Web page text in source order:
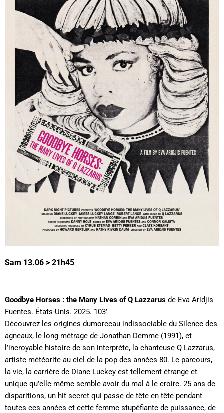
Sam 13.06 > 21h45
Goodbye Horses : the Many Lives of Q Lazzarus de Eva Aridjis
Fuentes. États-Unis. 2025. 103’
Découvrez les origines dumorceau indissociable du Silence des
agneaux, le long-métrage de Jonathan Demme (1991), et
l’incroyable histoire de son interprète, la chanteuse Q Lazzarus,
artiste météorite au ciel de la pop des années 80. Le parcours,
la vie, la carrière de Diane Luckey est tellement étrange et
unique qu’elle-même semble avoir du mal à le croire. 25 ans de
disparitions, un hit secret qui passe de tête en tête pendant
toutes ces années et cette femme stupéfiante de puissance, de